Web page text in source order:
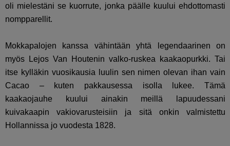
oli mielestäni se kuorrute, jonka päälle kuului ehdottomasti
nompparellit.
Mokkapalojen kanssa vähintään yhtä legendaarinen on
myös Lejos Van Houtenin valko-ruskea kaakaopurkki. Tai
itse kylläkin vuosikausia luulin sen nimen olevan ihan vain
Cacao – kuten pakkausessa isolla lukee. Tämä
kaakaojauhe kuului ainakin meillä lapuudessani
kuivakaapin vakiovarusteisiin ja sitä onkin valmistettu
Hollannissa jo vuodesta 1828.